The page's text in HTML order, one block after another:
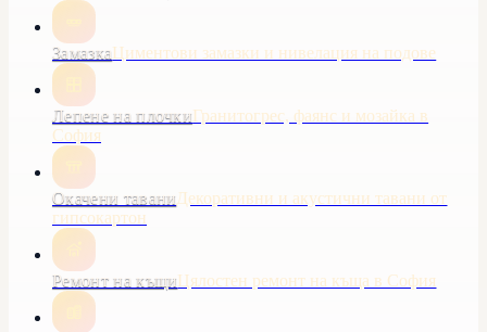
ЗамазкаЦиментови замазки и нивелация на подове
Лепене на плочкиГранитогрес, фаянс и мозайка в
София
Окачени таваниДекоративни и акустични тавани от
гипсокартон
Ремонт на къщиЦялостен ремонт на къща в София